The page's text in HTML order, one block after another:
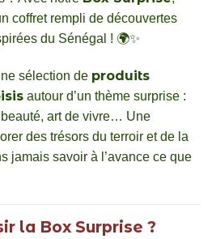
coffret rempli de découvertes
du Sénégal ! 🌍✨
sélection de produits
autour d’un thème surprise :
art de vivre… Une
des trésors du terroir et de la
jamais savoir à l’avance ce que
la Box Surprise ?